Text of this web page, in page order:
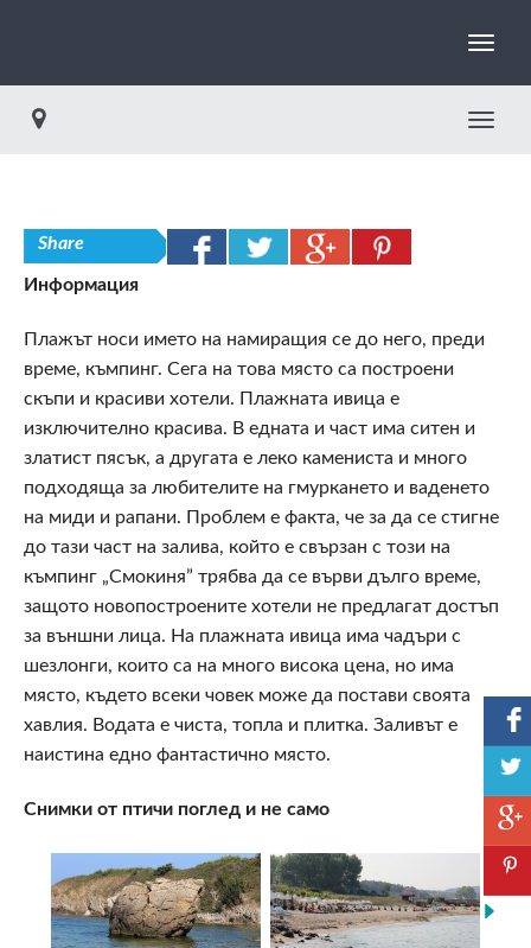
Share
Информация
Плажът носи името на намиращия се до него, преди
време, къмпинг. Сега на това място са построени
скъпи и красиви хотели. Плажната ивица е
изключително красива. В едната и част има ситен и
златист пясък, а другата е леко камениста и много
подходяща за любителите на гмуркането и ваденето
на миди и рапани. Проблем е факта, че за да се стигне
до тази част на залива, който е свързан с този на
къмпинг „Смокиня” трябва да се върви дълго време,
защото новопостроените хотели не предлагат достъп
за външни лица. На плажната ивица има чадъри с
шезлонги, които са на много висока цена, но има
място, където всеки човек може да постави своята
хавлия. Водата е чиста, топла и плитка. Заливът е
наистина едно фантастично място.
Снимки от птичи поглед и не само